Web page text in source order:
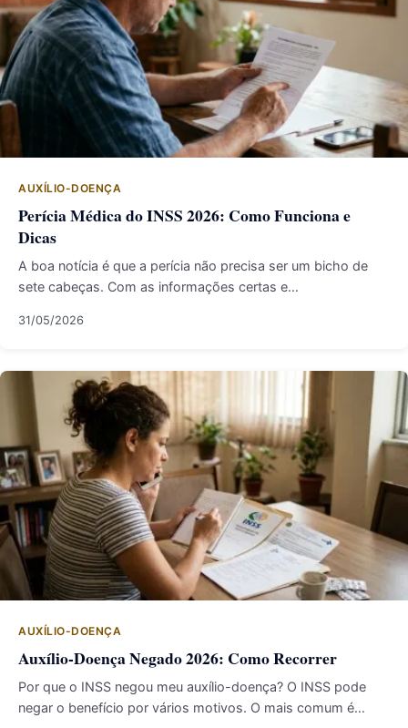
AUXÍLIO-DOENÇA
Perícia Médica do INSS 2026: Como Funciona e
Dicas
A boa notícia é que a perícia não precisa ser um bicho de
sete cabeças. Com as informações certas e…
31/05/2026
AUXÍLIO-DOENÇA
Auxílio-Doença Negado 2026: Como Recorrer
Por que o INSS negou meu auxílio-doença? O INSS pode
negar o benefício por vários motivos. O mais comum é…